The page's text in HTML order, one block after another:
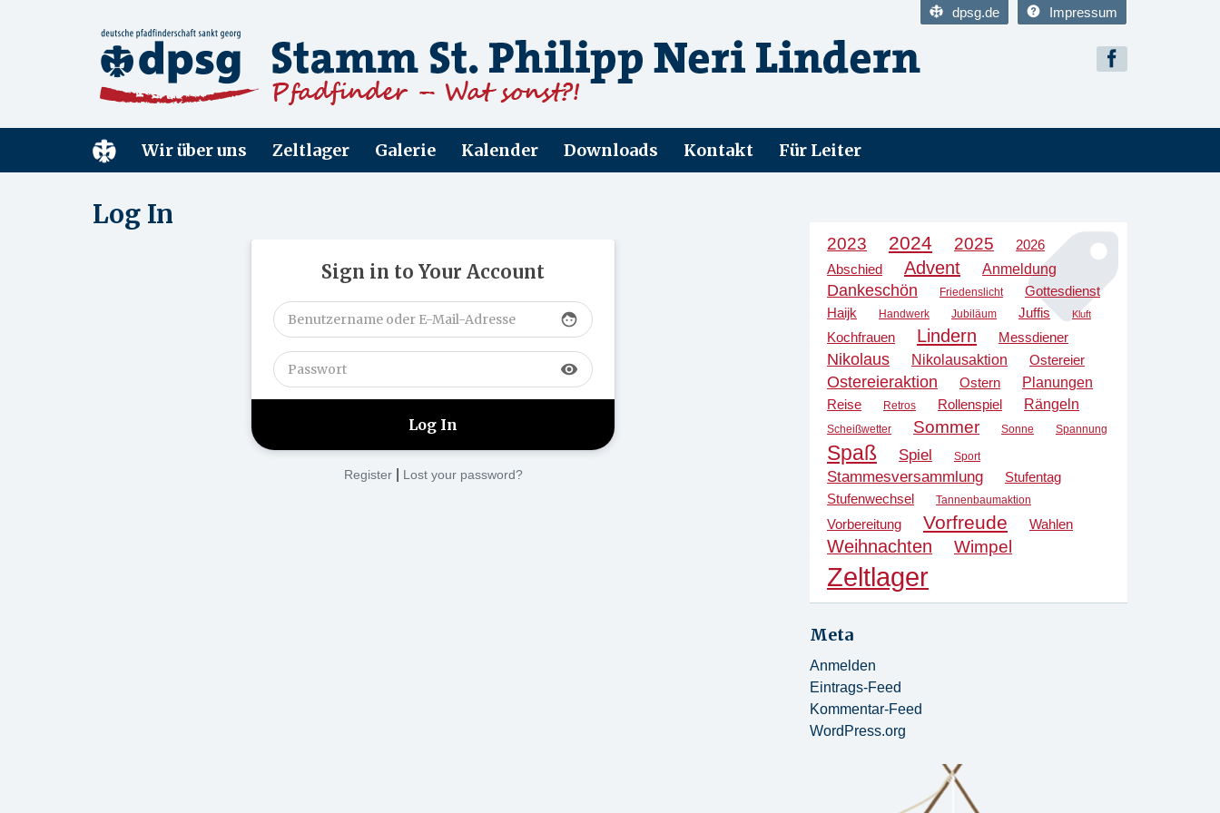
dpsg.de Impressum
Wir über uns Zeltlager Galerie Kalender Downloads Kontakt Für Leiter
Log In
Sign in to Your Account
face
visibility
Register| Lost your password?
2023 2024 2025 2026
Abschied Advent Anmeldung
Dankeschön Friedenslicht
Gottesdienst
Haijk
Handwerk Jubiläum Juffis Kluft
Kochfrauen Lindern Messdiener
Nikolaus Nikolausaktion Ostereier
Ostereieraktion Ostern Planungen
Reise Retros Rollenspiel Rängeln
Scheißwetter Sommer Sonne Spannung
Spaß Spiel Sport
Stammesversammlung Stufentag
Stufenwechsel Tannenbaumaktion
Vorbereitung Vorfreude Wahlen
Weihnachten Wimpel
Zeltlager
Meta
Anmelden
Eintrags-Feed
Kommentar-Feed
WordPress.org